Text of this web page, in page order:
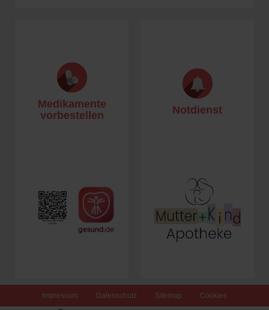
Medikamente
vorbestellen
Notdienst
Impressum Datenschutz Sitemap Cookies